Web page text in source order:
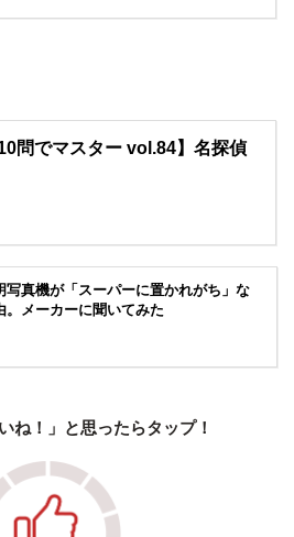
10問でマスター vol.84】名探偵
写真機が「スーパーに置かれがち」な
。メーカーに聞いてみた
ね！」と思ったらタップ！